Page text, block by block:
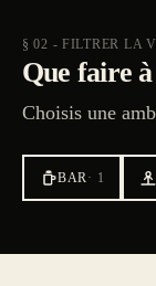
§ 02 - FILTRER LA
Que faire
Choisis une
BAR· 1